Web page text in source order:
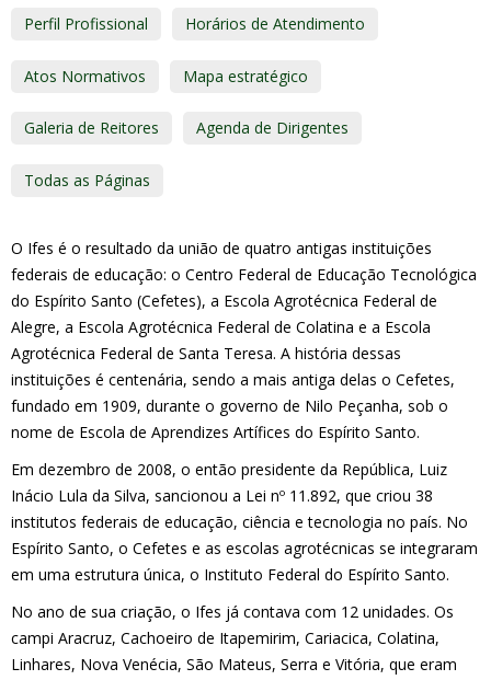
Perfil Profissional Horários de Atendimento
Atos Normativos Mapa estratégico
Galeria de Reitores Agenda de Dirigentes
Todas as Páginas
O Ifes é o resultado da união de quatro antigas instituições
federais de educação: o Centro Federal de Educação Tecnológica
do Espírito Santo (Cefetes), a Escola Agrotécnica Federal de
Alegre, a Escola Agrotécnica Federal de Colatina e a Escola
Agrotécnica Federal de Santa Teresa. A história dessas
instituições é centenária, sendo a mais antiga delas o Cefetes,
fundado em 1909, durante o governo de Nilo Peçanha, sob o
nome de Escola de Aprendizes Artífices do Espírito Santo.
Em dezembro de 2008, o então presidente da República, Luiz
Inácio Lula da Silva, sancionou a Lei nº 11.892, que criou 38
institutos federais de educação, ciência e tecnologia no país. No
Espírito Santo, o Cefetes e as escolas agrotécnicas se integraram
em uma estrutura única, o Instituto Federal do Espírito Santo.
No ano de sua criação, o Ifes já contava com 12 unidades. Os
campi Aracruz, Cachoeiro de Itapemirim, Cariacica, Colatina,
Linhares, Nova Venécia, São Mateus, Serra e Vitória, que eram